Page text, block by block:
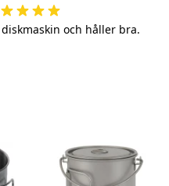
diskmaskin och håller bra.